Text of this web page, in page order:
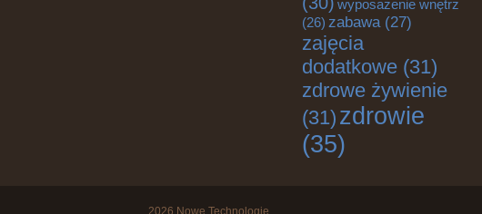
wyposażenie wnętrz
(26) zabawa(27)
zajęcia
dodatkowe (31)
zdrowe żywienie
(31) zdrowie
(35)
2026 Nowe Technologie